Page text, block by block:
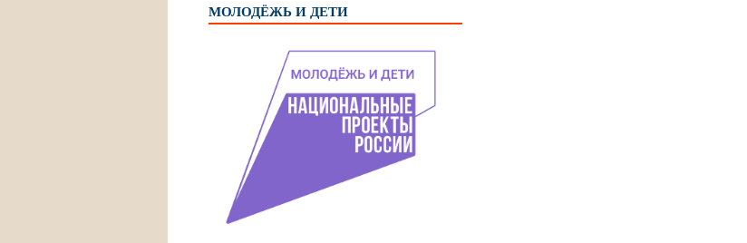
МОЛОДЁЖЬ И ДЕТИ